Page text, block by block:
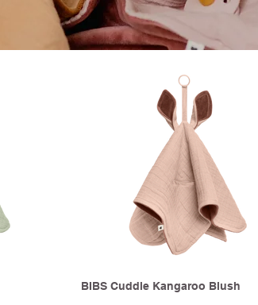
BIBS Cuddle Kangaroo Blush